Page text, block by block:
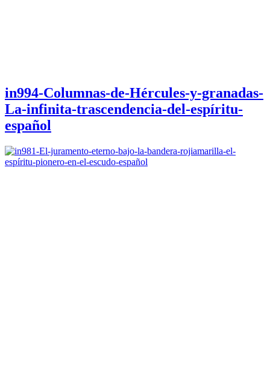
in994-Columnas-de-Hércules-y-granadas-
La-infinita-trascendencia-del-espíritu-
español